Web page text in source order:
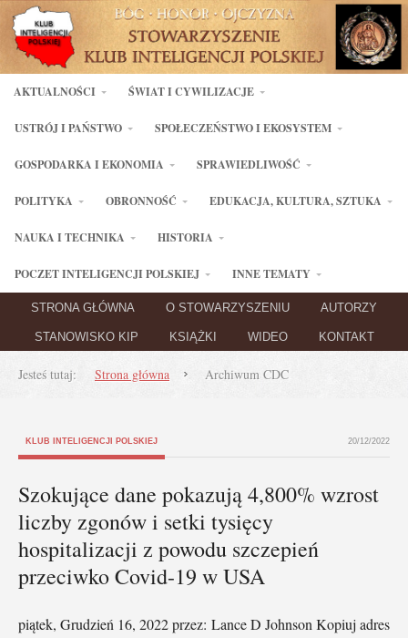
AKTUALNOŚCI ŚWIAT I CYWILIZACJE
USTRÓJ I PAŃSTWO SPOŁECZEŃSTWO I EKOSYSTEM
GOSPODARKA I EKONOMIA SPRAWIEDLIWOŚĆ
POLITYKA OBRONNOŚĆ EDUKACJA, KULTURA, SZTUKA
NAUKA I TECHNIKA HISTORIA
POCZET INTELIGENCJI POLSKIEJ INNE TEMATY
STRONA GŁÓWNA O STOWARZYSZENIU AUTORZY
STANOWISKO KIP KSIĄŻKI WIDEO KONTAKT
Jesteś tutaj: Strona główna Archiwum CDC
KLUB INTELIGENCJI POLSKIEJ 20/12/2022
Szokujące dane pokazują 4,800% wzrost
liczby zgonów i setki tysięcy
hospitalizacji z powodu szczepień
przeciwko Covid-19 w USA
piątek, Grudzień 16, 2022 przez: Lance D Johnson Kopiuj adres